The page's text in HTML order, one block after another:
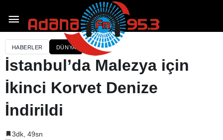
HABERLER DÜNYA
İstanbul’da Malezya için
İkinci Korvet Denize
İndirildi
3dk, 49sn